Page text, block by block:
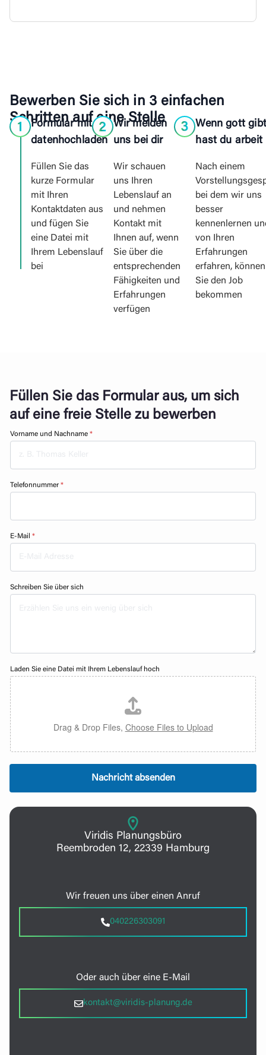
Bewerben Sie sich in 3 einfachen
Schritten auf eine Stelle
Formular mit
datenhochladen
Füllen Sie das
kurze Formular
mit Ihren
Kontaktdaten aus
und fügen Sie
eine Datei mit
Ihrem Lebenslauf
bei
Wir melden
uns bei dir
Wir schauen
uns Ihren
Lebenslauf an
und nehmen
Kontakt mit
Ihnen auf, wenn
Sie über die
entsprechenden
Fähigkeiten und
Erfahrungen
verfügen
Wenn gott gibt
hast du arbeit
Nach einem
bei dem wir uns
besser
kennenlernen
von Ihren
Erfahrungen
erfahren, können
Sie den Job
bekommen
Füllen Sie das Formular aus, um sich
auf eine freie Stelle zu bewerben
Vorname und Nachname *
Telefonnummer *
n
d
e
s
i
E-Mail *
Schreiben Sie über sich
Laden Sie eine Datei mit Ihrem Lebenslauf hoch
Drag & Drop Files, Choose Files to Upload
Nachricht absenden
Viridis Planungsbüro
Reembroden 12, 22339 Hamburg
Wir freuen uns über einen Anruf
040226303091
Oder auch über eine E-Mail
kontakt@viridis-planung.de